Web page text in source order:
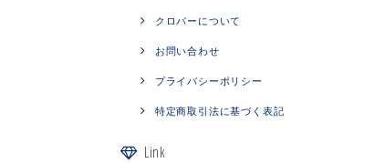
クロバーについて
お問い合わせ
プライバシーポリシー
特定商取引法に基づく表記
Link